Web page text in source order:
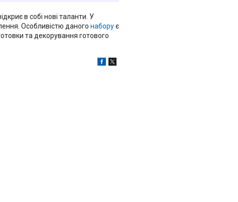
в собі нові таланти. У
Особливістю даного наборує
та декорування готового